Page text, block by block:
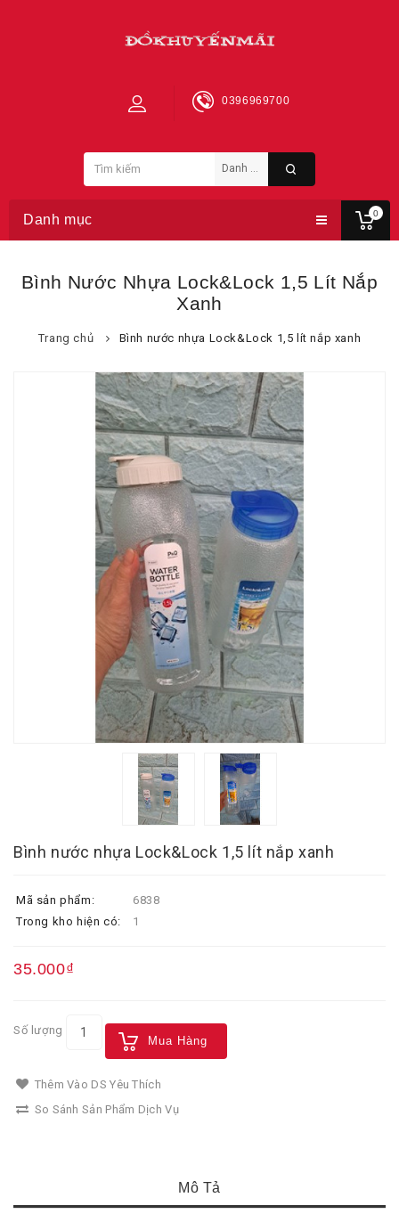
0
0396969700
Danh mục
Bình Nước Nhựa Lock&Lock 1,5 Lít Nắp
Xanh
Trang chủ Bình nước nhựa Lock&Lock 1,5 lít nắp xanh
Bình nước nhựa Lock&Lock 1,5 lít nắp xanh
Mã sản phẩm:
6838
Trong kho hiện có:
1
35.000₫
Số lượng
Mua Hàng
Thêm Vào DS Yêu Thích
So Sánh Sản Phẩm Dịch Vụ
Mô Tả